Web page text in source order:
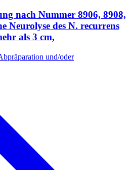
nach Nummer 8906, 8908,
Neurolyse des N. recurrens
als 3 cm,
und/oder